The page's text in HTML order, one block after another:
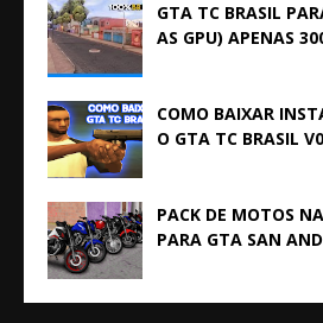
GTA TC BRASIL
AS GPU) APENAS
COMO BAIXAR
O GTA TC BRASIL
PACK DE MOTOS
PARA GTA SAN